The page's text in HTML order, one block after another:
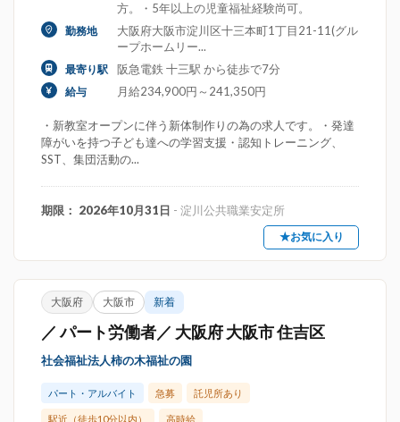
方。・5年以上の児童福祉経験尚可。
勤務地
大阪府大阪市淀川区十三本町1丁目21-11(グル
ープホームリー...
最寄り駅 阪急電鉄 十三駅 から徒歩で7分
給与 月給234,900円～241,350円
・新教室オープンに伴う新体制作りの為の求人です。・発達
障がいを持つ子ども達への学習支援・認知トレーニング、
SST、集団活動の...
期限： 2026年10月31日 - 淀川公共職業安定所
★お気に入り
大阪府 大阪市 新着
／ パート労働者／ 大阪府 大阪市 住吉区
社会福祉法人柿の木福祉の園
パート・アルバイト 急募 託児所あり
駅近（徒歩10分以内） 高時給